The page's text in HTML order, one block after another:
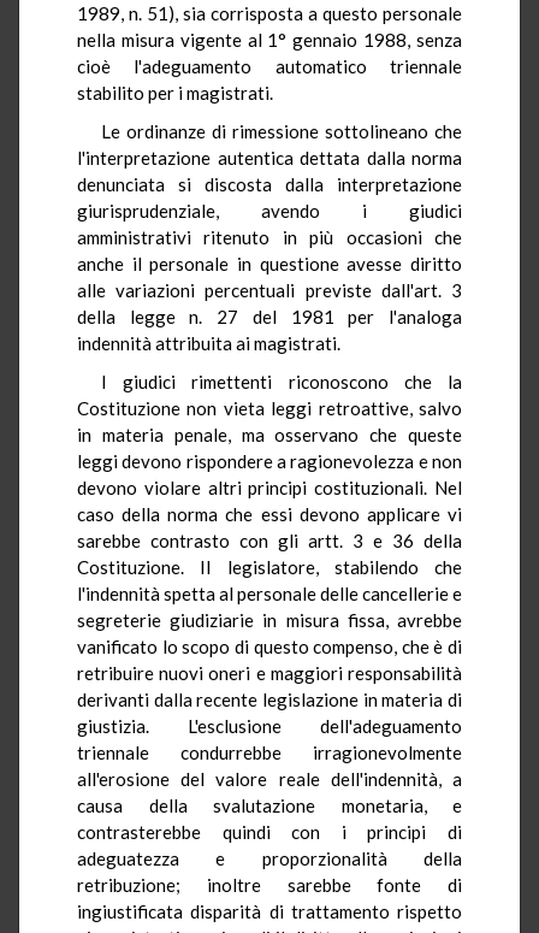
1989, n. 51), sia corrisposta a questo personale
nella misura vigente al 1° gennaio 1988, senza
cioè l'adeguamento automatico triennale
stabilito per i magistrati.
Le ordinanze di rimessione sottolineano che
l'interpretazione autentica dettata dalla norma
denunciata si discosta dalla interpretazione
giurisprudenziale, avendo i giudici
amministrativi ritenuto in più occasioni che
anche il personale in questione avesse diritto
alle variazioni percentuali previste dall'art. 3
della legge n. 27 del 1981 per l'analoga
indennità attribuita ai magistrati.
I giudici rimettenti riconoscono che la
Costituzione non vieta leggi retroattive, salvo
in materia penale, ma osservano che queste
leggi devono rispondere a ragionevolezza e non
devono violare altri principi costituzionali. Nel
caso della norma che essi devono applicare vi
sarebbe contrasto con gli artt. 3 e 36 della
Costituzione. Il legislatore, stabilendo che
l'indennità spetta al personale delle cancellerie e
segreterie giudiziarie in misura fissa, avrebbe
vanificato lo scopo di questo compenso, che è di
retribuire nuovi oneri e maggiori responsabilità
derivanti dalla recente legislazione in materia di
giustizia. L'esclusione dell'adeguamento
triennale condurrebbe irragionevolmente
all'erosione del valore reale dell'indennità, a
causa della svalutazione monetaria, e
contrasterebbe quindi con i principi di
adeguatezza e proporzionalità della
retribuzione; inoltre sarebbe fonte di
ingiustificata disparità di trattamento rispetto